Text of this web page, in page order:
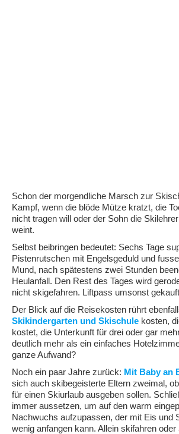
Schon der morgendliche Marsch zur
Kampf, wenn die blöde Mütze kratzt, die
nicht tragen will oder der Sohn die
weint.
Selbst beibringen bedeutet: Sechs Tage
Pistenrutschen mit Engelsgeduld und
Mund, nach spätestens zwei Stunden
Heulanfall. Den Rest des Tages wird
nicht skigefahren. Liftpass umsonst
Der Blick auf die Reisekosten rührt
Skikindergarten und Skischule kosten,
kostet, die Unterkunft für drei oder gar
deutlich mehr als ein einfaches
ganze Aufwand?
Noch ein paar Jahre zurück: Mit Baby an
sich auch skibegeisterte Eltern zweimal,
für einen Skiurlaub ausgeben sollen.
immer aussetzen, um auf den warm
Nachwuchs aufzupassen, der mit Eis und
wenig anfangen kann. Allein skifahren